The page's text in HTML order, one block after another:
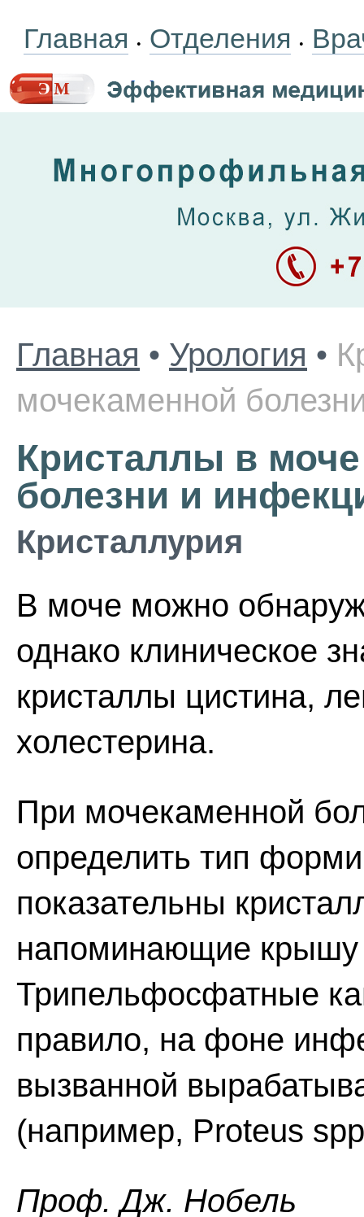
Главная • Отделения •
Главная • Урология •
мочекаменной
Кристаллы в
болезни и
Кристаллурия
В моче можно
однако клиническое
кристаллы цистина,
холестерина.
При мочекаменной
определить тип
показательны
напоминающие крышу
Трипельфосфатные
правило, на фоне
вызванной
(например, Proteus
Проф. Дж. Нобель